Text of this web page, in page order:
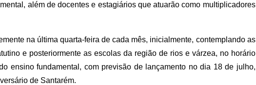
além de docentes e estagiários que atuarão como multiplicadores
na última quarta-feira de cada mês, inicialmente, contemplando as
e posteriormente as escolas da região de rios e várzea, no horário
ensino fundamental, com previsão de lançamento no dia 18 de julho,
de Santarém.